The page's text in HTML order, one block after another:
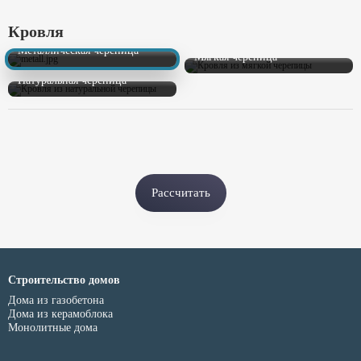
Кровля
Металлическая черепица
Мягкая черепица
Натуральная черепица
Рассчитать
Строительство домов
Дома из газобетона
Дома из керамоблока
Монолитные дома